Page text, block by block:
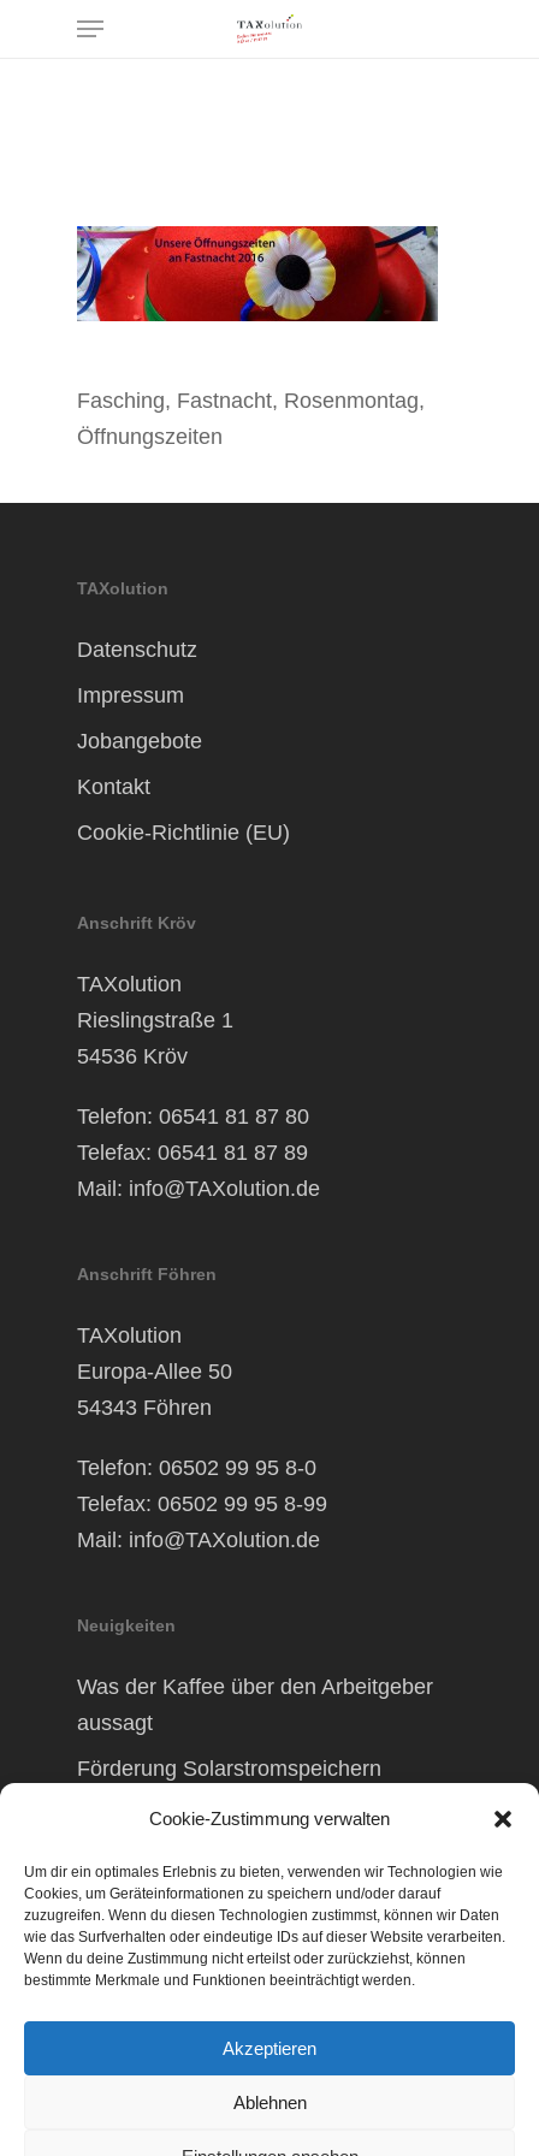
Cookie-Zustimmung verwalten
Um dir ein optimales Erlebnis zu bieten, verwenden wir Technologien wie
Cookies, um Geräteinformationen zu speichern und/oder darauf
zuzugreifen. Wenn du diesen Technologien zustimmst, können wir Daten
wie das Surfverhalten oder eindeutige IDs auf dieser Website verarbeiten.
Wenn du deine Zustimmung nicht erteilst oder zurückziehst, können
bestimmte Merkmale und Funktionen beeinträchtigt werden.
Akzeptieren
Ablehnen
Menu
Fasching, Fastnacht, Rosenmontag,
Öffnungszeiten
TAXolution
Datenschutz
Impressum
Jobangebote
Kontakt
Cookie-Richtlinie (EU)
Anschrift Kröv
TAXolution
Rieslingstraße 1
54536 Kröv
Telefon: 06541 81 87 80
Telefax: 06541 81 87 89
Mail: info@TAXolution.de
Anschrift Föhren
TAXolution
Europa-Allee 50
54343 Föhren
Telefon: 06502 99 95 8-0
Telefax: 06502 99 95 8-99
Mail: info@TAXolution.de
Neuigkeiten
Was der Kaffee über den Arbeitgeber
aussagt
Förderung Solarstromspeichern
Förderung Balkonkraftwerk
© 2026 TAXolution – Beratung,
Lohnabrechnungen, Erfassung lfd.
Lohnabrechnung, Betriebswirtschaftliche
Beratung, Finanzierungsberatung,
Gestaltungsberatung,
Existenzgründungsberatung, Marketing,